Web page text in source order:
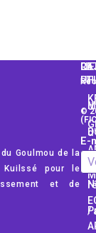
Goulmou de la
pour le
et de
©
E-